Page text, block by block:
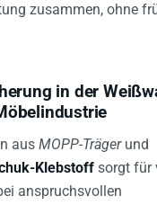
zusammen, ohne
in der
aus MOPP-Trägerund
Klebstoff sorgt für
anspruchsvollen